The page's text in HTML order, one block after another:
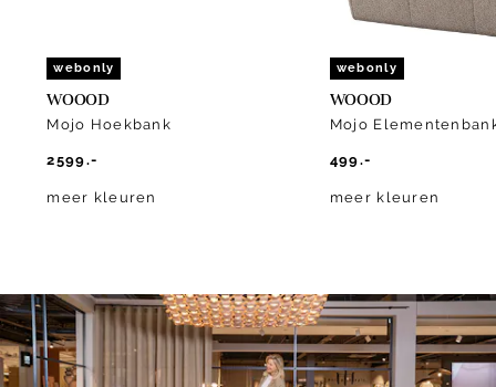
webonly
WOOOD
Mojo Hoekbank
2599.-
meer kleuren
webonly
WOOOD
Mojo
499.-
meer kleuren